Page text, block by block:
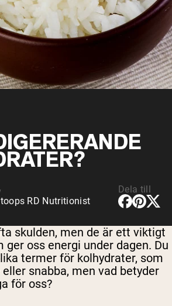
vassleprotein
från gräsbetande djur
från get
kasein
Mass Gainer
All Protein Powders
Jordnötssmör
Ekologiskt risprotein
RD Nutritionist
Dela till
skulden, men de är ett viktigt
ger oss energi under dagen. Du
termer för kolhydrater, som
snabba, men vad betyder
för oss?